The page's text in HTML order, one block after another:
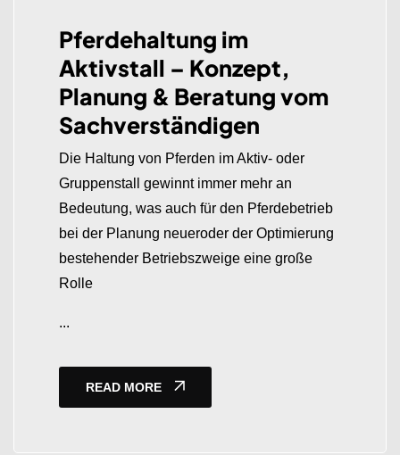
Pferdehaltung im
Aktivstall – Konzept,
Planung & Beratung vom
Sachverständigen
Die Haltung von Pferden im Aktiv- oder
Gruppenstall gewinnt immer mehr an
Bedeutung, was auch für den Pferdebetrieb
bei der Planung neueroder der Optimierung
bestehender Betriebszweige eine große
Rolle
...
READ MORE